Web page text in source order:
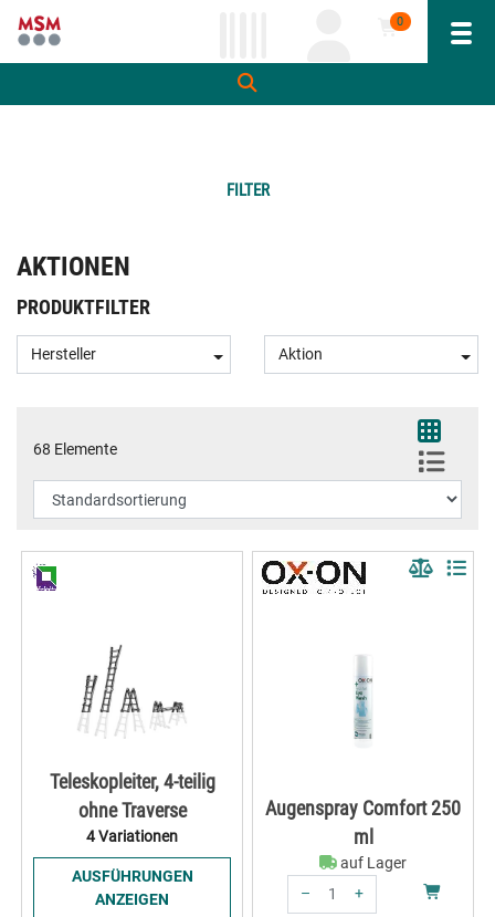
0
FILTER
AKTIONEN
PRODUKTFILTER
Hersteller Aktion
68 Elemente
4 Variationen
AUSFÜHRUNGEN
ANZEIGEN
Teleskopleiter, 4-teilig
ohne Traverse
Augenspray Comfort 250
ml
auf Lager
–
+